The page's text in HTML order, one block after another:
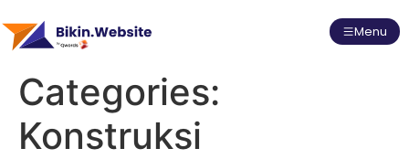
Menu
Categories:
Konstruksi